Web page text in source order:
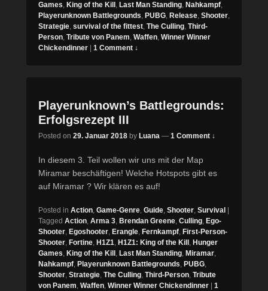
Games, King of the Kill , Last Man Standing, Nahkampf,
Playerunknown Battlegrounds, PUBG, Release, Shooter,
Strategie, survival of the fittest, The Culling, Third-
Person, Tribute von Panem, Waffen, Winner Winner
Chickendinner
1 Comment ↓
Playerunknown’s Battlegrounds:
Erfolgsrezept III
Posted on 29. Januar 2018 by Luana — 1 Comment ↓
In diesem 3. Teil wollen wir uns mit der Map
Miramar beschäftigen! Welche Hotspots gibt es
auf Miramar ? Wir klären es auf!
Posted in Action, Game-Genre, Guide, Shooter, Survival
Tagged Action, Arma 3, Brendan Greene, Culling, Ego-
Shooter, Egoshooter, Erangle, Fernkampf, First-Person-
Shooter, Fortine, H1Z1, H1Z1: King of the Kill , Hunger
Games, King of the Kill , Last Man Standing, Miramar,
Nahkampf, Playerunknown Battlegrounds, PUBG,
Shooter, Strategie, The Culling, Third-Person, Tribute
von Panem, Waffen, Winner Winner Chickendinner
1